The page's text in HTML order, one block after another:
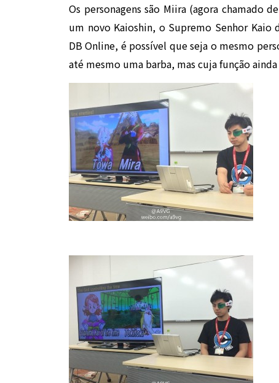
Os personagens são Miira (agora chamado
um novo Kaioshin, o Supremo Senhor
DB Online, é possível que seja o mesmo
até mesmo uma barba, mas cuja função